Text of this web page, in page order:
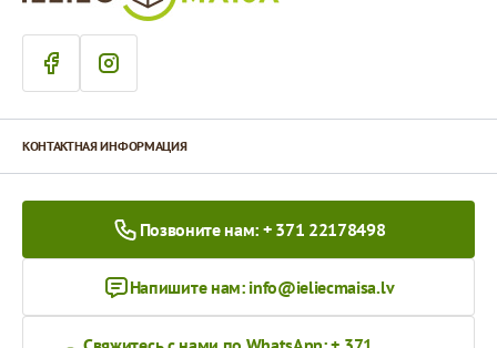
КОНТАКТНАЯ ИНФОРМАЦИЯ
Позвоните нам: + 371 22178498
Напишите нам: info@ieliecmaisa.lv